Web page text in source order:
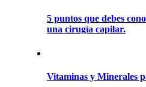
5 puntos que debes
una cirugía capilar.
Vitaminas y Minerales